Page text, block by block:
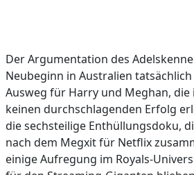
Der Argumentation des
Neubeginn in Australien
Ausweg für Harry und Meghan,
keinen durchschlagenden Erfolg
die sechsteilige Enthüllungsdoku,
nach dem Megxit für Netflix
einige Aufregung im Royals-